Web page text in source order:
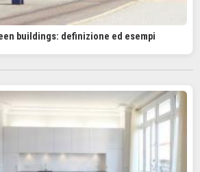
buildings: definizione ed esempi